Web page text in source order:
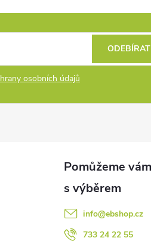
osobních údajů
ODEBÍRAT
info@ebshop.cz
733 24 22 55